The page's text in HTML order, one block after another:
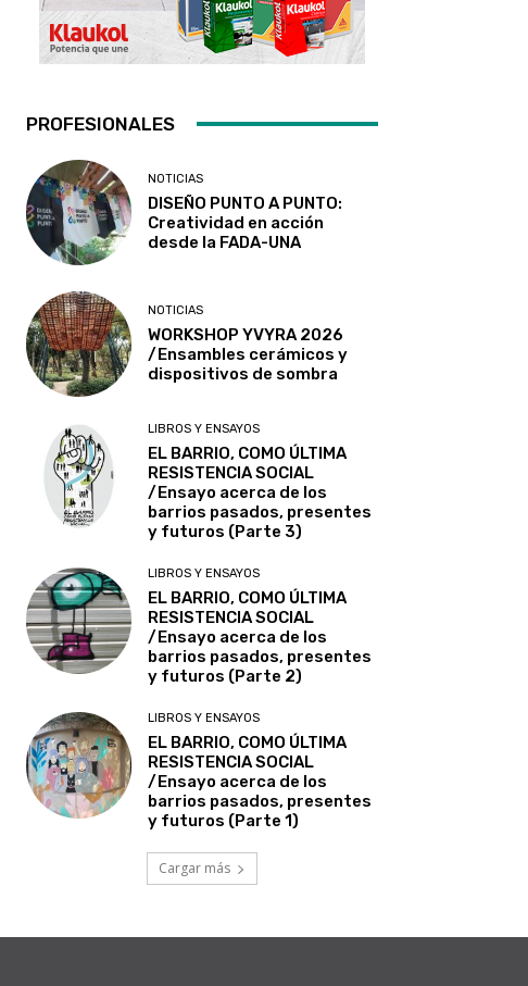
PROFESIONALES
NOTICIAS
DISEÑO PUNTO A PUNTO:
Creatividad en acción
desde la FADA-UNA
NOTICIAS
WORKSHOP YVYRA 2026
/Ensambles cerámicos y
dispositivos de sombra
LIBROS Y ENSAYOS
EL BARRIO, COMO ÚLTIMA
RESISTENCIA SOCIAL
/Ensayo acerca de los
barrios pasados, presentes
y futuros (Parte 3)
LIBROS Y ENSAYOS
EL BARRIO, COMO ÚLTIMA
RESISTENCIA SOCIAL
/Ensayo acerca de los
barrios pasados, presentes
y futuros (Parte 2)
LIBROS Y ENSAYOS
EL BARRIO, COMO ÚLTIMA
RESISTENCIA SOCIAL
/Ensayo acerca de los
barrios pasados, presentes
y futuros (Parte 1)
Cargar más